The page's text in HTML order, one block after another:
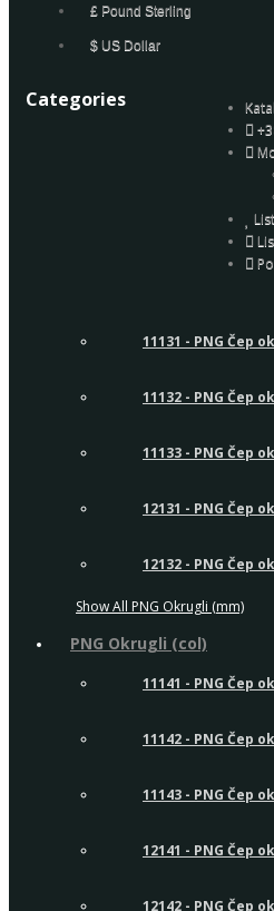
£ Pound Sterling
$ US Dollar
Categories
11131 - PNG Čep
11132 - PNG Čep
11133 - PNG Čep
12131 - PNG Čep
12132 - PNG Čep
Show All PNG Okrugli (mm)
PNG Okrugli (col)
11141 - PNG Čep
11142 - PNG Čep
11143 - PNG Čep
12141 - PNG Čep
12142 - PNG Čep